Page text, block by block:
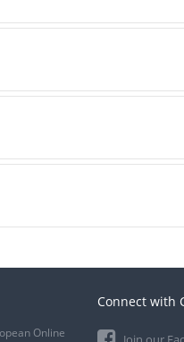
Online
Connect with